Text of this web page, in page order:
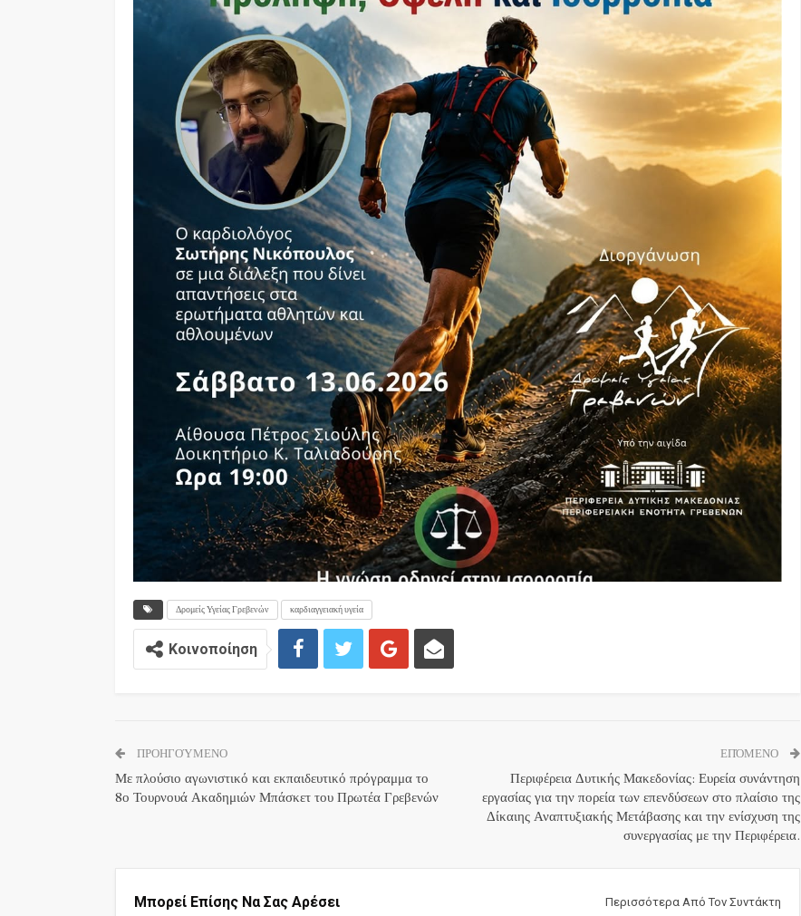
Δρομείς Υγείας Γρεβενών καρδιαγγειακή υγεία
Κοινοποίηση
ΠΡΟΗΓΟΎΜΕΝΟ
Με πλούσιο αγωνιστικό και εκπαιδευτικό πρόγραμμα το
8ο Τουρνουά Ακαδημιών Μπάσκετ του Πρωτέα Γρεβενών
ΕΠΌΜΕΝΟ
Περιφέρεια Δυτικής Μακεδονίας: Ευρεία συνάντηση
εργασίας για την πορεία των επενδύσεων στο πλαίσιο της
Δίκαιης Αναπτυξιακής Μετάβασης και την ενίσχυση της
συνεργασίας με την Περιφέρεια.
Μπορεί Επίσης Να Σας Αρέσει Περισσότερα Από Τον Συντάκτη